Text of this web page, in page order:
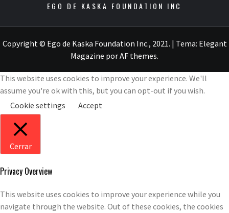
EGO DE KASKA FOUNDATION INC
Copyright © Ego de Kaska Foundation Inc., 2021. | Tema: Elegant
Magazine porAF themes.
This website uses cookies to improve your experience. We'll
assume you're ok with this, but you can opt-out if you wish.
Cookie settings
Accept
Cerrar
Privacy Overview
This website uses cookies to improve your experience while you
navigate through the website. Out of these cookies, the cookies